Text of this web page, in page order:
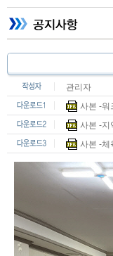
관리자
사본 -워
사본 -지
사본 -체